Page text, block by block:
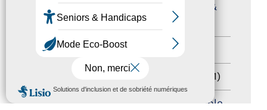
MENU
Journées nationales Tourisme &
Handicap(5)
Salons(11)
Sommet mondial du tourisme (1)
Trophées du tourisme accessible